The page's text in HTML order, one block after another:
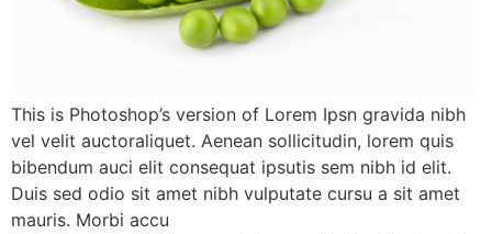
This is Photoshop’s version of Lorem Ipsn gravida nibh
vel velit auctoraliquet. Aenean sollicitudin, lorem quis
bibendum auci elit consequat ipsutis sem nibh id elit.
Duis sed odio sit amet nibh vulputate cursu a sit amet
mauris. Morbi accu